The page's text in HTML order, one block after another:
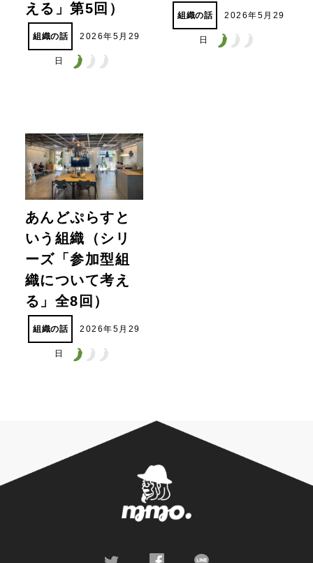
える」第5回）
組織の話 2026年5月29
日
組織の話 2026年5月29
日
あんどぷらすと
いう組織（シリ
ーズ「参加型組
織について考え
る」全8回）
組織の話 2026年5月29
日